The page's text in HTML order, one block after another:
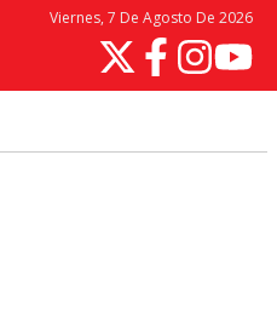
Viernes, 7 De Agosto De 2026